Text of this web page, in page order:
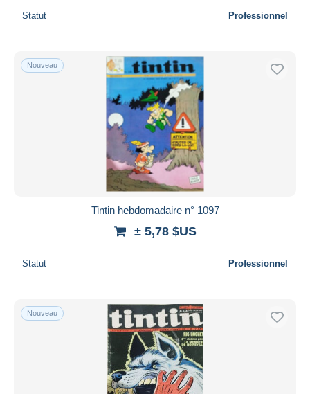
Statut Professionnel
Nouveau
Tintin hebdomadaire n° 1097
± 5,78 $US
Statut Professionnel
Nouveau